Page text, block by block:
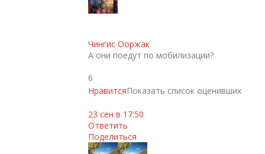
Чингис Ооржак
А они поедут по мобилизации?
6
НравитсяПоказать список оценивших
23 сен в 17:50
Ответить
Поделиться